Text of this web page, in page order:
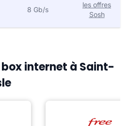
8 Gb/s
les offres
Sosh
box internet à Saint-